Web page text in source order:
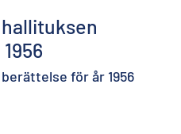
för år 1956